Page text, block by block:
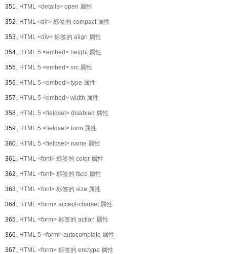
351、HTML <details> open 属性
352、HTML <dir> 标签的 compact 属性
353、HTML <div> 标签的 align 属性
354、HTML 5 <embed> height 属性
355、HTML 5 <embed> src 属性
356、HTML 5 <embed> type 属性
357、HTML 5 <embed> width 属性
358、HTML 5 <fieldset> disabled 属性
359、HTML 5 <fieldset> form 属性
360、HTML 5 <fieldset> name 属性
361、HTML <font> 标签的 color 属性
362、HTML <font> 标签的 face 属性
363、HTML <font> 标签的 size 属性
364、HTML <form> accept-charset 属性
365、HTML <form> 标签的 action 属性
366、HTML 5 <form> autocomplete 属性
367、HTML <form> 标签的 enctype 属性